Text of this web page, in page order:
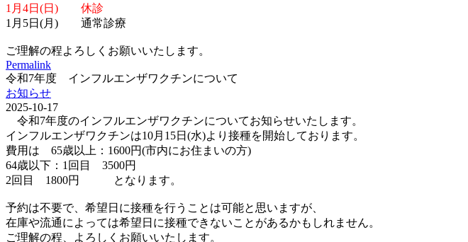
1月4日(日) 休診
1月5日(月) 通常診療
ご理解の程よろしくお願いいたします。
Permalink
令和7年度 インフルエンザワクチンについて
お知らせ
2025-10-17
令和7年度のインフルエンザワクチンについてお知らせいたします。
インフルエンザワクチンは10月15日(水)より接種を開始しております。
費用は 65歳以上：1600円(市内にお住まいの方)
64歳以下：1回目 3500円
2回目 1800円 となります。
予約は不要で、希望日に接種を行うことは可能と思いますが、
在庫や流通によっては希望日に接種できないことがあるかもしれません。
ご理解の程、よろしくお願いいたします。